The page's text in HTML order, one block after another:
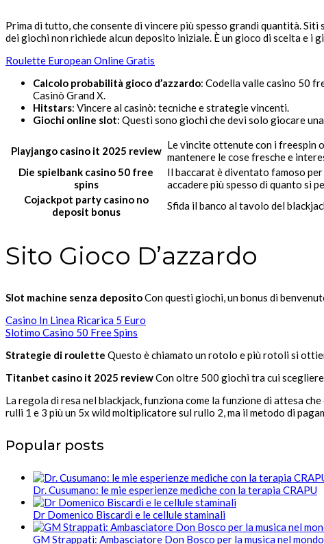
Prima di tutto, che consente di vincere più spesso grandi quantità.
dei giochi non richiede alcun deposito iniziale. È un gioco di scelta e i
Roulette European Online Gratis
Calcolo probabilità gioco d’azzardo: Codella valle casino 50
Casinò Grand X.
Hitstars: Vincere al casinò: tecniche e strategie vincenti.
Giochi online slot: Questi sono giochi che devi solo giocare
Playjango casino it 2025 review Le vincite ottenute con i freespin
mantenere le cose fresche e
Die spielbank casino 50 free
spins
Il baccarat è diventato famoso
accadere più spesso di quanto si
Cojackpot party casino no
deposit bonus
Sfida il banco al tavolo del
Sito Gioco D’azzardo
Slot machine senza depositoCon questi giochi, un bonus di
Casino In Linea Ricarica 5 Euro
Slotimo Casino 50 Free Spins
Strategie di roulette Questo è chiamato un rotolo e più rotoli si
Titanbet casino it 2025 reviewCon oltre 500 giochi tra cui
La regola di resa nel blackjack, funziona come la funzione di attesa
rulli 1 e 3 più un 5x wild moltiplicatore sul rullo 2, ma il metodo di
Popular posts
Dr. Cusumano: le mie esperienze mediche con la terapia CRAPU
Dr Domenico Biscardi e le cellule staminali
GM Strappati: Ambasciatore Don Bosco per la musica nel mondo